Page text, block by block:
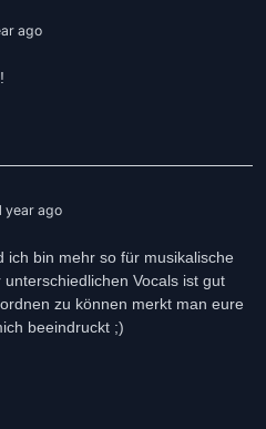
ago
year ago
ich bin mehr so für musikalische
Vocals ist gut
zu können merkt man eure
beeindruckt ;)